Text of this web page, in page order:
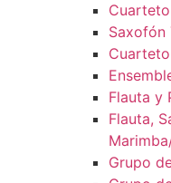
Saxofón
Flauta y
Flauta,
Grupo